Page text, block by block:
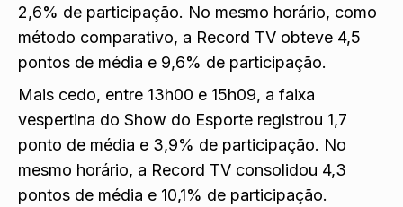
2,6% de participação. No mesmo horário, como
método comparativo, a Record TV obteve 4,5
pontos de média e 9,6% de participação.
Mais cedo, entre 13h00 e 15h09, a faixa
vespertina do Show do Esporte registrou 1,7
ponto de média e 3,9% de participação. No
mesmo horário, a Record TV consolidou 4,3
pontos de média e 10,1% de participação.